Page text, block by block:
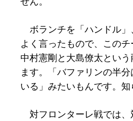
ボランチを「ハンドル」
よく言ったもので、この
中村憲剛と大島僚太とい
ます。「バファリンの半
いる」みたいもんです。知
対フロンターレ戦では、